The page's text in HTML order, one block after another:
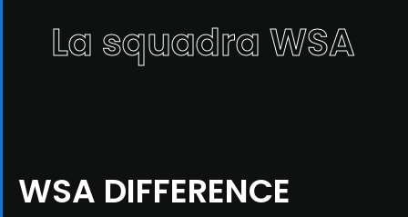
La squadra WSA
WSA DIFFERENCE